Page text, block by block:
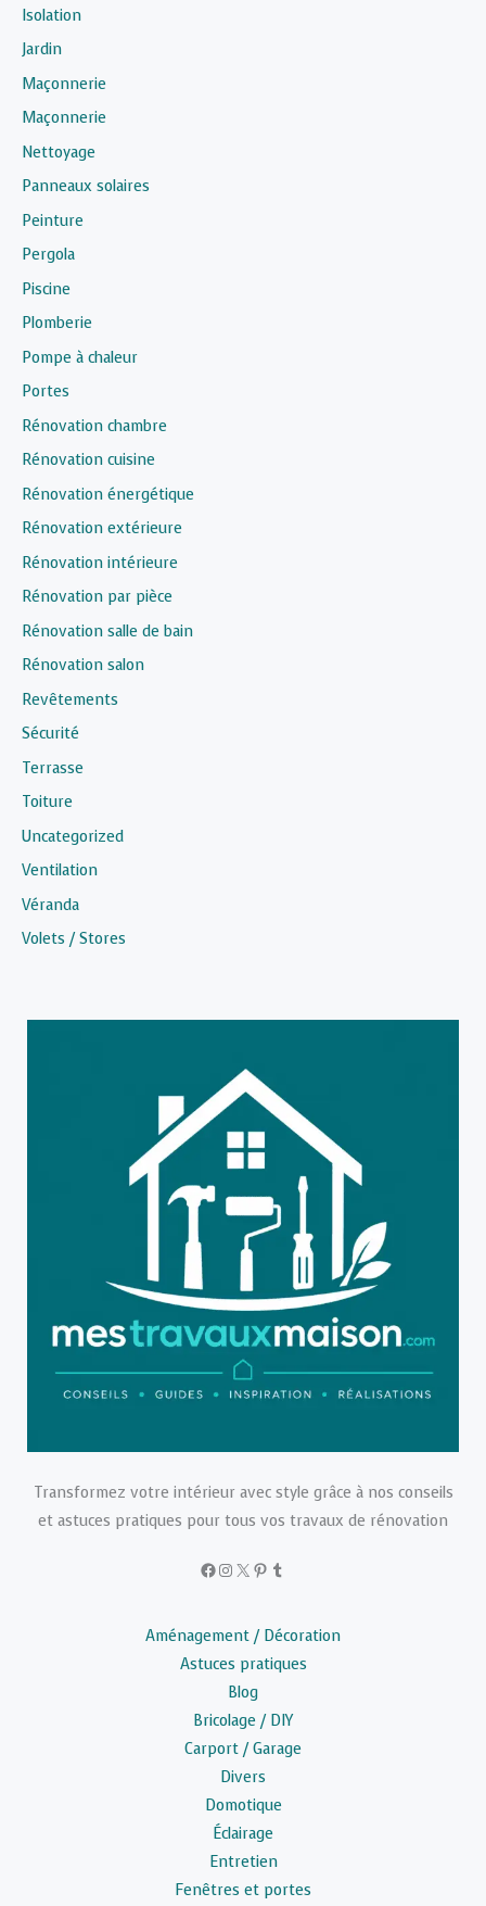
Isolation
Jardin
Maçonnerie
Maçonnerie
Nettoyage
Panneaux solaires
Peinture
Pergola
Piscine
Plomberie
Pompe à chaleur
Portes
Rénovation chambre
Rénovation cuisine
Rénovation énergétique
Rénovation extérieure
Rénovation intérieure
Rénovation par pièce
Rénovation salle de bain
Rénovation salon
Revêtements
Sécurité
Terrasse
Toiture
Uncategorized
Ventilation
Véranda
Volets / Stores
Transformez votre intérieur avec style grâce à nos conseils
et astuces pratiques pour tous vos travaux de rénovation
Facebook
Instagram
X Pinterest
Tumblr
Aménagement / Décoration
Astuces pratiques
Blog
Bricolage / DIY
Carport / Garage
Divers
Domotique
Éclairage
Entretien
Fenêtres et portes